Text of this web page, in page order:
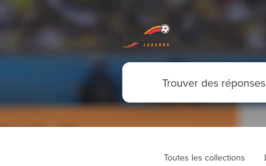
Toutes les collections